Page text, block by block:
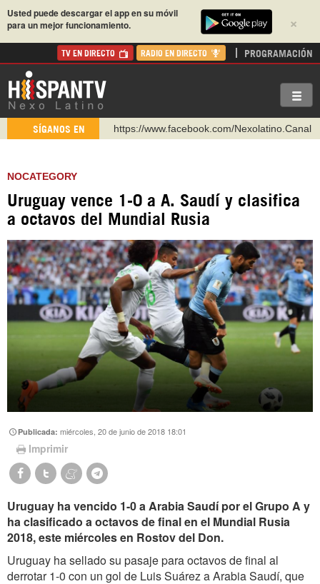
×
Usted puede descargar el app en su móvil
para un mejor funcionamiento.
TV EN DIRECTO RADIO EN DIRECTO PROGRAMACIÓN
SÍGANOS EN
https://www.facebook.com/Nexolatino.Canal
https://t.me/hispantvcanal
https://urmedium.com/c/hispantv
Instagram como: hispan_tv
NOCATEGORY
Uruguay vence 1-0 a A. Saudí y clasifica
a octavos del Mundial Rusia
Publicada:miércoles, 20 de junio de 2018 18:01
Imprimir
Uruguay ha vencido 1-0 a Arabia Saudí por el Grupo A y
ha clasificado a octavos de final en el Mundial Rusia
2018, este miércoles en Rostov del Don.
Uruguay ha sellado su pasaje para octavos de final al
derrotar 1-0 con un gol de Luis Suárez a Arabia Saudí, que